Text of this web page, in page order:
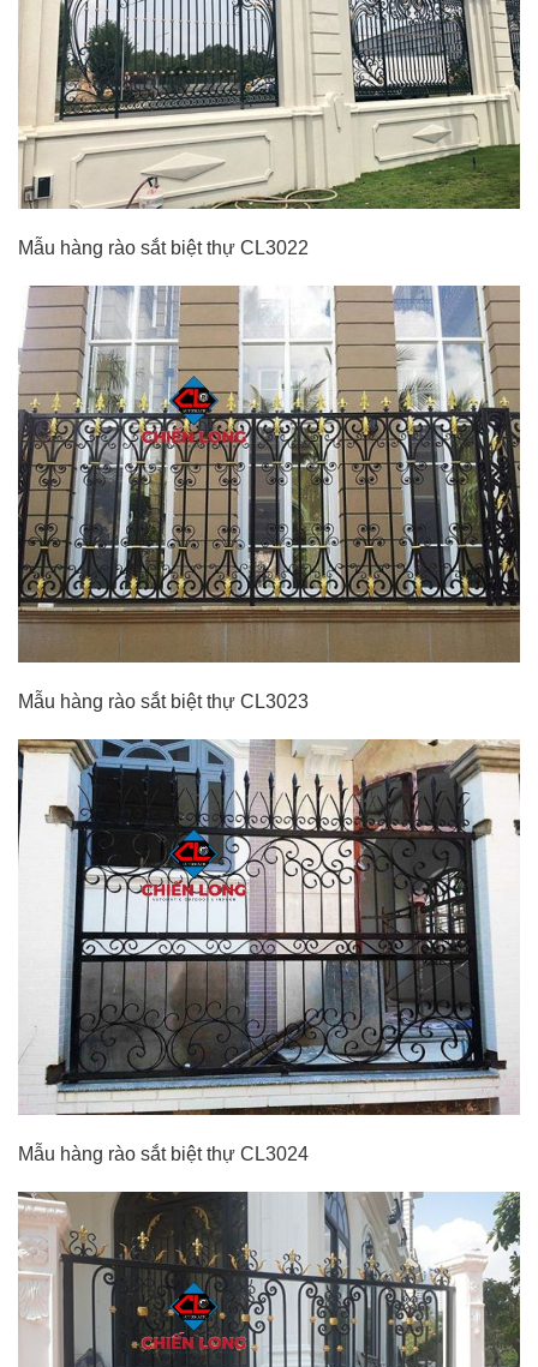
Mẫu hàng rào sắt biệt thự CL3022
Mẫu hàng rào sắt biệt thự CL3023
Mẫu hàng rào sắt biệt thự CL3024